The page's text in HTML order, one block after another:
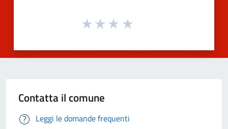
Contatta il comune
Leggi le domande frequenti